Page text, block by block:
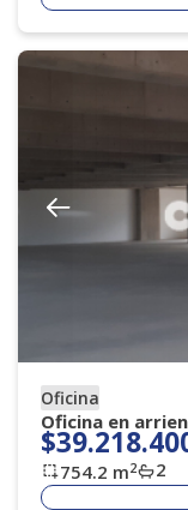
Oficina
Oficina en
754.2 m2 2